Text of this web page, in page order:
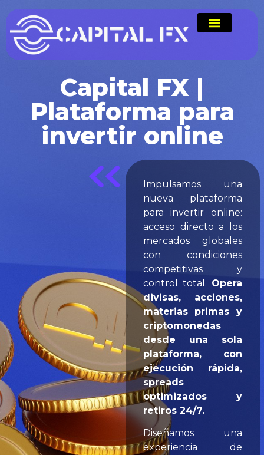
Capital FX |
Plataforma para
invertir online
Impulsamos una
nueva plataforma
para invertir online:
acceso directo a los
mercados globales
con condiciones
competitivas y
control total. Opera
divisas, acciones,
materias primas y
criptomonedas
desde una sola
plataforma, con
ejecución rápida,
spreads
optimizados y
retiros 24/7.
Diseñamos una
experiencia de